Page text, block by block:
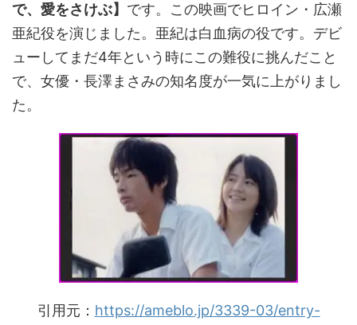
で、愛をさけぶ】 です。この映画でヒロイン・広瀬
亜紀役を演じました。亜紀は白血病の役です。デビ
ューしてまだ4年という時にこの難役に挑んだこと
で、女優・長澤まさみの知名度が一気に上がりまし
た。
引用元： https://ameblo.jp/3339-03/entry-